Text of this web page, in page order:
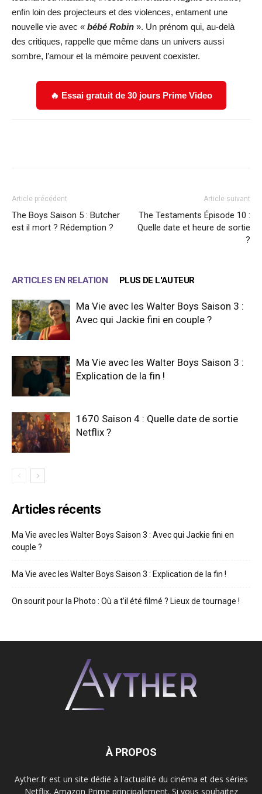
enfin loin des projecteurs et des violences, entament une
nouvelle vie avec « bébé Robin ». Un prénom qui, au-delà
des critiques, rappelle que même dans un univers aussi
sombre, l’amour et la mémoire peuvent coexister.
🔥 Essai gratuit de 30 jours Prime Video
Article précédent
The Boys Saison 5 : Butcher
est il mort ? Rédemption ?
Article suivant
The Testaments Épisode 10 :
Quelle date et heure de sortie
?
ARTICLES EN RELATION PLUS DE L'AUTEUR
Ma Vie avec les Walter Boys Saison 3 :
Avec qui Jackie fini en couple ?
Ma Vie avec les Walter Boys Saison 3 :
Explication de la fin !
1670 Saison 4 : Quelle date de sortie
Netflix ?
Articles récents
Ma Vie avec les Walter Boys Saison 3 : Avec qui Jackie fini en
couple ?
Ma Vie avec les Walter Boys Saison 3 : Explication de la fin !
On sourit pour la Photo : Où a t’il été filmé ? Lieux de tournage !
À PROPOS
Ayther.fr est un site dédié à l'actualité du cinéma et des séries
Netflix, Amazon Prime principalement. Si vous souhaitez